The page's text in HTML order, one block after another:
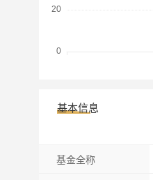
基本信息
基金全称